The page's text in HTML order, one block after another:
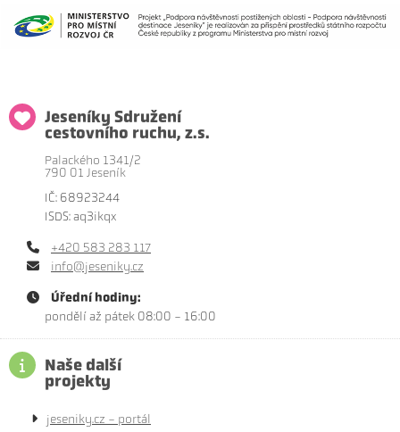
Jeseníky Sdružení
cestovního ruchu, z.s.
Palackého 1341/2
790 01 Jeseník
IČ: 68923244
ISDS: aq3ikqx
+420 583 283 117
info@jeseniky.cz
Úřední hodiny:
pondělí až pátek 08:00 - 16:00
Naše další
projekty
jeseniky.cz - portál